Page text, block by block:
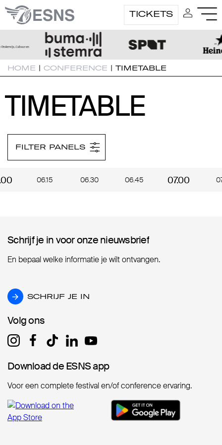
TICKETS
HOME | CONFERENCE | TIMETABLE
TIMETABLE
TIMETABLE
FILTER PANELS
06.15 06.30 06.45 07.00
Schrijf je in voor onze nieuwsbrief
Schrijf je in voor onze nieuwsbrief
En bepaal welke informatie je wilt ontvangen.
SCHRIJF JE IN
SCHRIJF JE IN
Volg ons
Volg ons
Download de ESNS app
Download de ESNS app
Voor een complete festival en/of conference ervaring.